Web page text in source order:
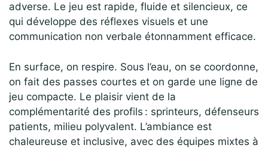
adverse. Le jeu est rapide, fluide et silencieux, ce
qui développe des réflexes visuels et une
communication non verbale étonnamment efficace.
En surface, on respire. Sous l’eau, on se coordonne,
on fait des passes courtes et on garde une ligne de
jeu compacte. Le plaisir vient de la
complémentarité des profils : sprinteurs, défenseurs
patients, milieu polyvalent. L’ambiance est
chaleureuse et inclusive, avec des équipes mixtes à